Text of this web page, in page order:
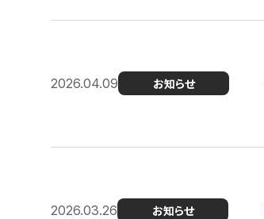
2026.04.09 お知らせ
2026.03.26 お知らせ